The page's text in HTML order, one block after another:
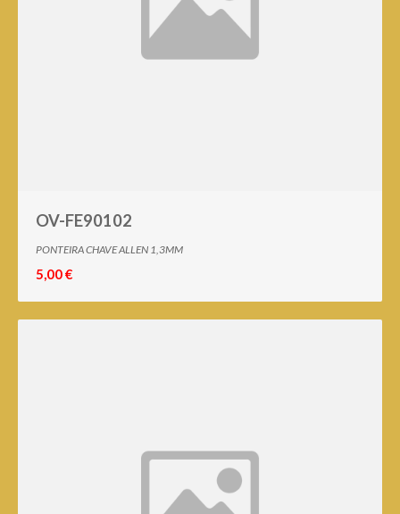
OV-FE90102
PONTEIRA CHAVE ALLEN 1,3MM
5,00 €